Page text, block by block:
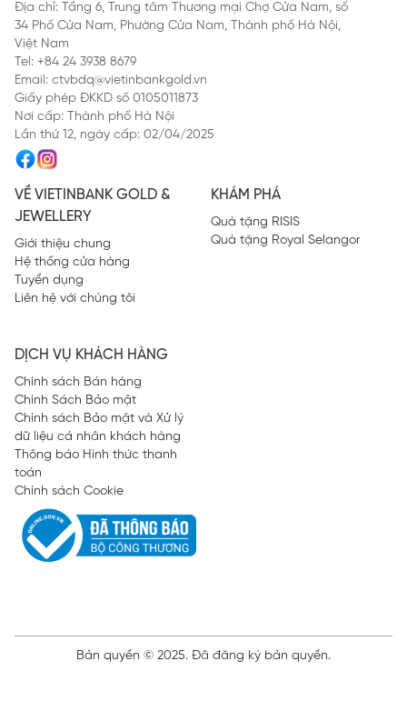
Địa chỉ: Tầng 6, Trung tâm Thương mại Chợ Cửa Nam, số
34 Phố Cửa Nam, Phường Cửa Nam, Thành phố Hà Nội,
Việt Nam
Tel: +84 24 3938 8679
Email: ctvbdq@vietinbankgold.vn
Giấy phép ĐKKD số 0105011873
Nơi cấp: Thành phố Hà Nội
Lần thứ 12, ngày cấp: 02/04/2025
VỀ VIETINBANK GOLD &
JEWELLERY
Giới thiệu chung
Hệ thống cửa hàng
Tuyển dụng
Liên hệ với chúng tôi
KHÁM PHÁ
Quà tặng RISIS
Quà tặng Royal Selangor
DỊCH VỤ KHÁCH HÀNG
Chính sách Bán hàng
Chính Sách Bảo mật
Chính sách Bảo mật và Xử lý
dữ liệu cá nhân khách hàng
Thông báo Hình thức thanh
toán
Chính sách Cookie
Bản quyền © 2025. Đã đăng ký bản quyền.